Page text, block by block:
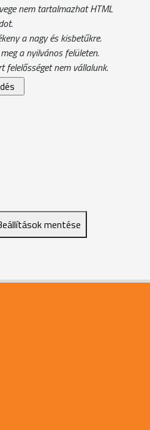
nem tartalmazhat HTML
a nagy és kisbetűkre.
a nyilvános felületen.
nem vállalunk.
mentése